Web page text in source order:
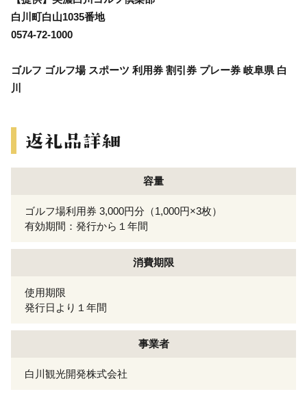
白川町白山1035番地
0574-72-1000
ゴルフ ゴルフ場 スポーツ 利用券 割引券 プレー券 岐阜県 白
川
容量
ゴルフ場利用券 3,000円分（1,000円×3枚）
有効期間：発行から１年間
消費期限
使用期限
発行日より１年間
事業者
白川観光開発株式会社